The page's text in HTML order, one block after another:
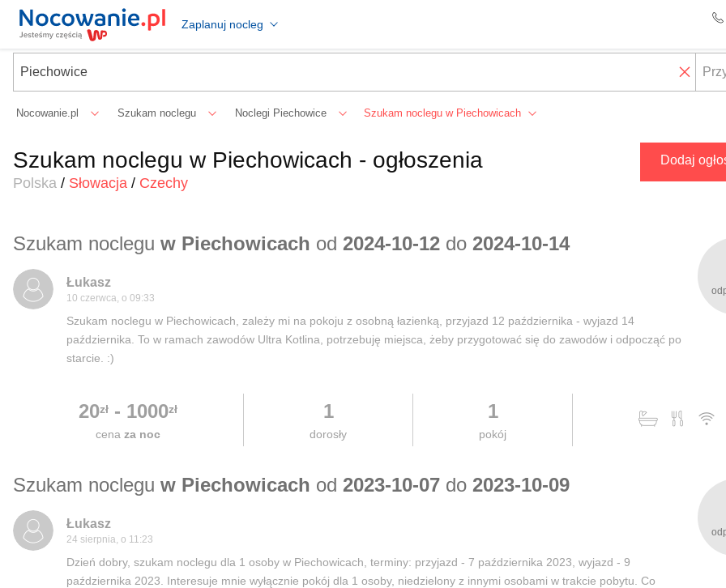
Zaplanuj nocleg
Nocowanie.pl Szukam noclegu Noclegi Piechowice Szukam noclegu w Piechowicach
Szukam noclegu w Piechowicach - ogłoszenia
Polska / Słowacja / Czechy
Dodaj
Szukam noclegu w Piechowicach od 2024-10-12 do 2024-10-14
Łukasz
10 czerwca, o 09:33
Szukam noclegu w Piechowicach, zależy mi na pokoju z osobną łazienką, przyjazd 12 października - wyjazd 14
października. To w ramach zawodów Ultra Kotlina, potrzebuję miejsca, żeby przygotować się do zawodów i odpocząć po
starcie. :)
20zł - 1000zł
cenaza noc
1
dorosły
1
pokój
Szukam noclegu w Piechowicach od 2023-10-07 do 2023-10-09
Łukasz
24 sierpnia, o 11:23
Dzień dobry, szukam noclegu dla 1 osoby w Piechowicach, terminy: przyjazd - 7 października 2023, wyjazd - 9
października 2023. Interesuje mnie wyłącznie pokój dla 1 osoby, niedzielony z innymi osobami w trakcie pobytu. Co